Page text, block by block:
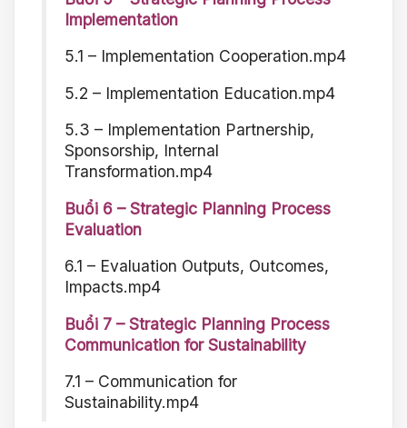
Implementation
5.1 – Implementation Cooperation.mp4
5.2 – Implementation Education.mp4
5.3 – Implementation Partnership,
Sponsorship, Internal
Transformation.mp4
Buổi 6 – Strategic Planning Process
Evaluation
6.1 – Evaluation Outputs, Outcomes,
Impacts.mp4
Buổi 7 – Strategic Planning Process
Communication for Sustainability
7.1 – Communication for
Sustainability.mp4